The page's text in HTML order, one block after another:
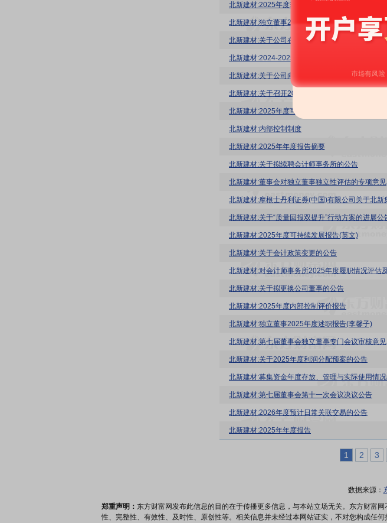
北新建材:2025年度非经营性资金占用及其他关联
北新建材:独立董事2025年度述职报告(王竞达)
北新建材:关于公司在中国建材集团财务有限公司
北新建材:2024-2025年度业绩承诺实现情况的专项
北新建材:关于公司向中建材联合投资有限公司借款
北新建材:关于召开2025年年度股东会的通知
北新建材:2025年度可持续发展报告
北新建材:内部控制制度
北新建材:2025年年度报告摘要
北新建材:关于拟续聘会计师事务所的公告
北新建材:董事会对独立董事独立性评估的专项意见
北新建材:关于“质量回报双提升”行动方案的进展公
北新建材:2025年度可持续发展报告(英文)
北新建材:关于会计政策变更的公告
北新建材:对会计师事务所2025年度履职情况评估
北新建材:关于拟更换公司董事的公告
北新建材:2025年度内部控制评价报告
北新建材:独立董事2025年度述职报告(李馨子)
北新建材:第七届董事会独立董事专门会议审核意见
北新建材:关于2025年度利润分配预案的公告
北新建材:募集资金年度存放、管理与实际使用情
北新建材:第七届董事会第十一次会议决议公告
北新建材:2026年度预计日常关联交易的公告
北新建材:2025年年度报告
1 2 3
数据来源：
郑重声明： 东方财富网发布此信息的目的在于传播更多信息，与本站立场无关。东方财富
性、完整性、有效性、及时性、原创性等。相关信息并未经过本网站证实，不对您构成任何